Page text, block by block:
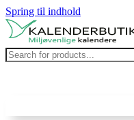
Spring til indhold
Products
search